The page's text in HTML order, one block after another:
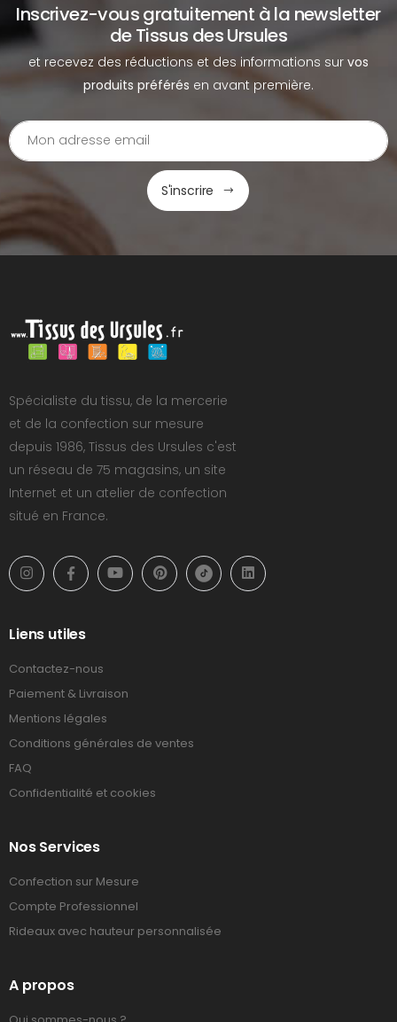
Inscrivez-vous gratuitement à la newsletter
de Tissus des Ursules
et recevez des réductions et des informations sur vos
produits préférés en avant première.
S'inscrire
Spécialiste du tissu, de la mercerie
et de la confection sur mesure
depuis 1986, Tissus des Ursules c'est
un réseau de 75 magasins, un site
Internet et un atelier de confection
situé en France.
Liens utiles
Contactez-nous
Paiement & Livraison
Mentions légales
Conditions générales de ventes
FAQ
Confidentialité et cookies
Nos Services
Confection sur Mesure
Compte Professionnel
Rideaux avec hauteur personnalisée
A propos